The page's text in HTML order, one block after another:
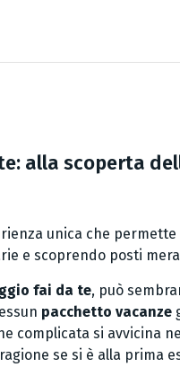
alla scoperta
unica che
e scoprendo posti
fai da te, può
pacchetto vacanze
complicata si avvicina
se si è alla prima